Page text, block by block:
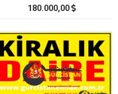
180.000,00